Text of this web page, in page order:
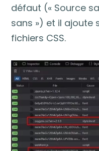
défaut (« Source
sans ») et il ajoute
fichiers CSS.